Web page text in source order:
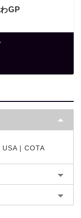
GP
| COTA